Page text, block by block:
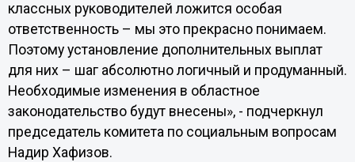
классных руководителей ложится особая
ответственность – мы это прекрасно понимаем.
Поэтому установление дополнительных выплат
для них – шаг абсолютно логичный и продуманный.
Необходимые изменения в областное
законодательство будут внесены», - подчеркнул
председатель комитета по социальным вопросам
Надир Хафизов.